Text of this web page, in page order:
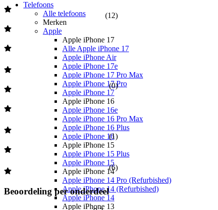
Telefoons
Alle telefoons
Merken
Apple
Apple iPhone 17
Alle Apple iPhone 17
Apple iPhone Air
Apple iPhone 17e
Apple iPhone 17 Pro Max
Apple iPhone 17 Pro
Apple iPhone 17
Apple iPhone 16
Apple iPhone 16e
Apple iPhone 16 Pro Max
Apple iPhone 16 Plus
Apple iPhone 16
Apple iPhone 15
Apple iPhone 15 Plus
Apple iPhone 15
Apple iPhone 14
Apple iPhone 14 Pro (Refurbished)
Apple iPhone 14 (Refurbished)
Apple iPhone 14
Apple iPhone 13
(12)
(0)
(1)
(6)
Beoordeling per onderdeel